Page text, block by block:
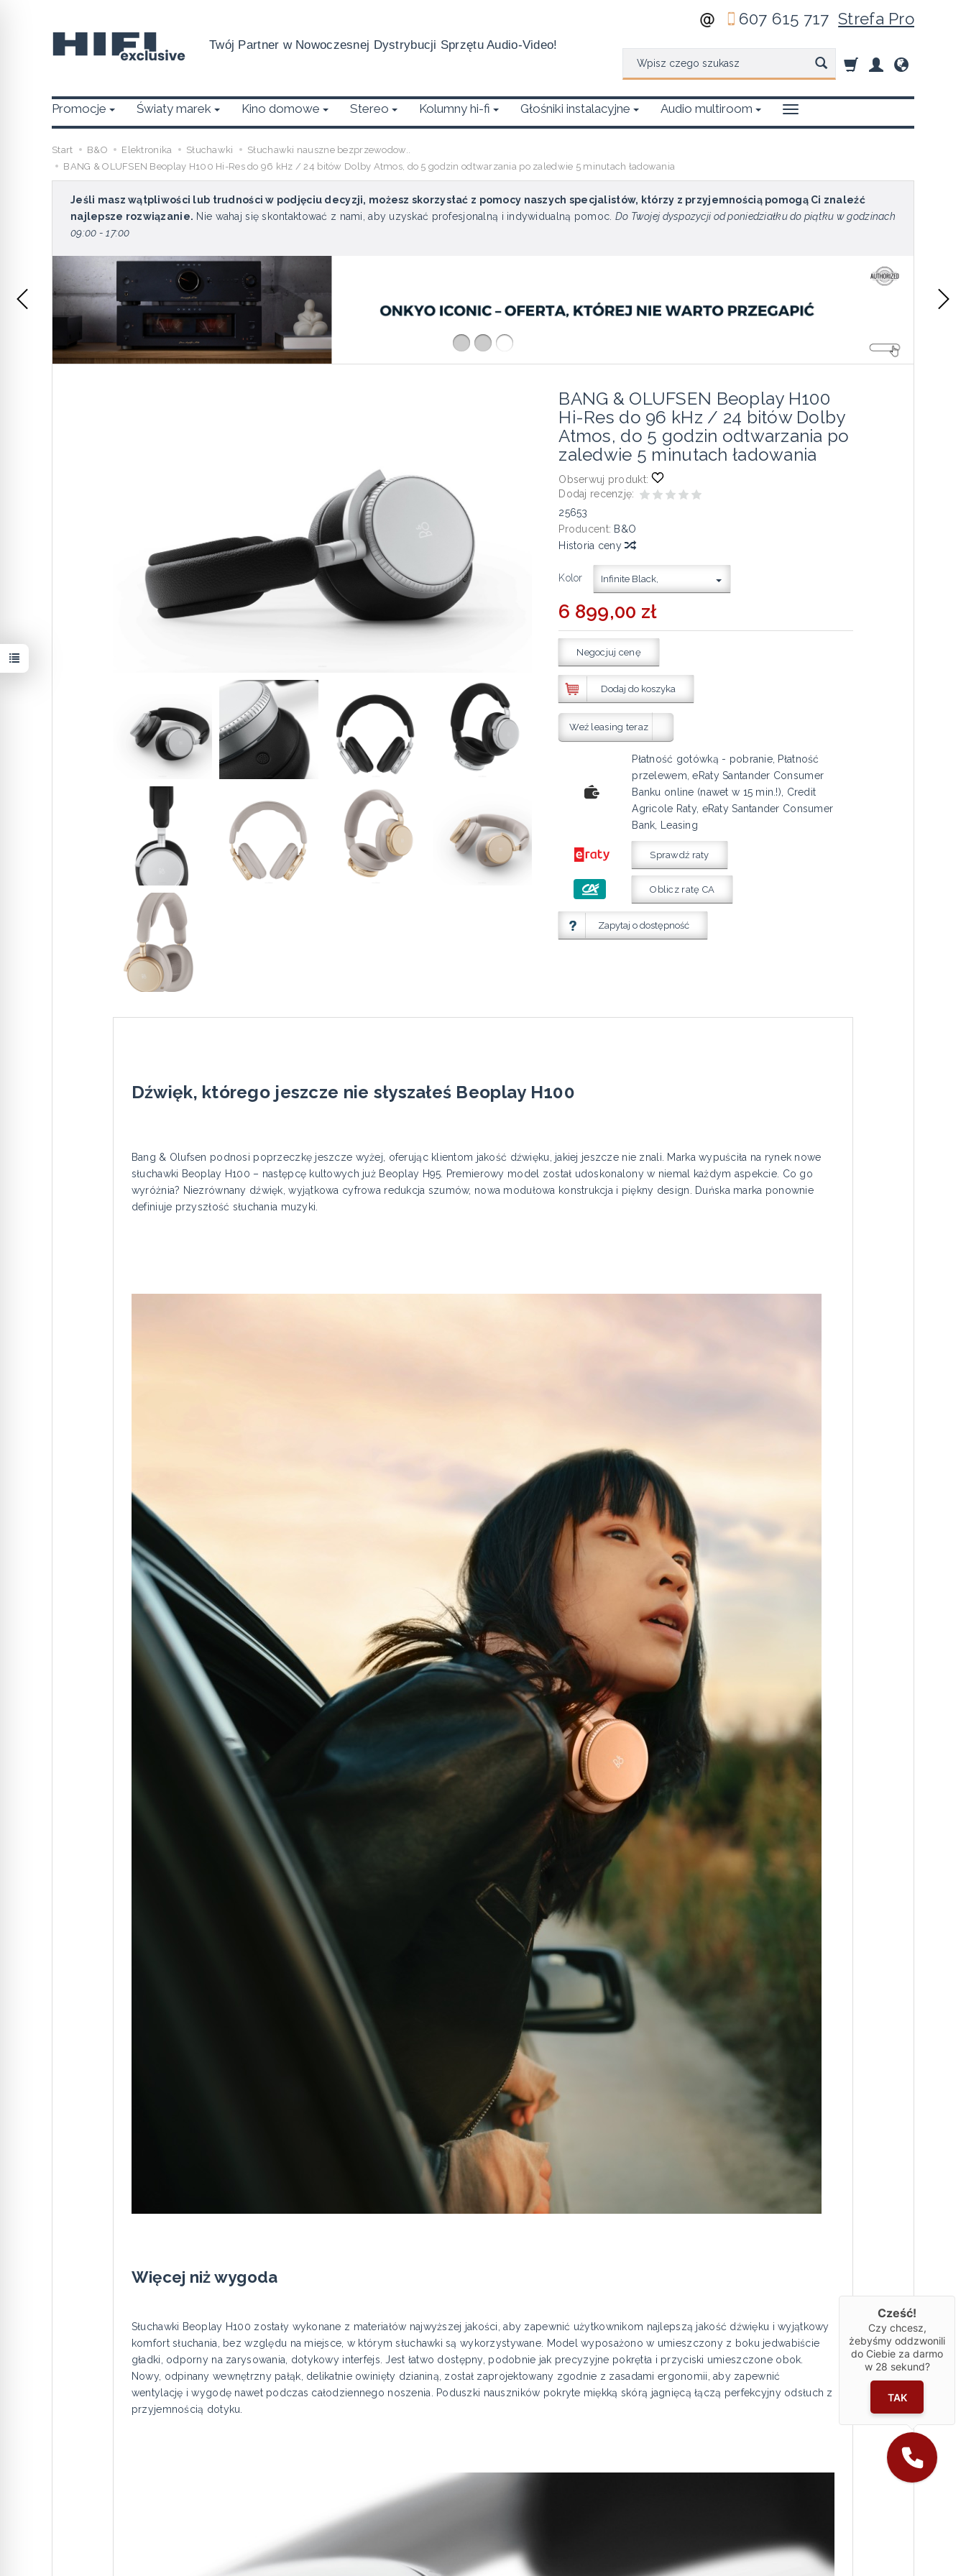
Twój Partner w Nowoczesnej Dystrybucji Sprzętu Audio-Video!
607 615 717Strefa Pro
Promocje Światy marek Kino domowe Stereo Kolumny hi-fi Głośniki instalacyjne Audio multiroom
Start B&O Elektronika Słuchawki
Słuchawki nauszne bezprzewodow..
BANG & OLUFSEN Beoplay H100 Hi-Res do 96 kHz / 24 bitów Dolby Atmos, do 5 godzin odtwarzania po zaledwie 5 minutach ładowania
Jeśli masz wątpliwości lub trudności w podjęciu decyzji, możesz skorzystać z pomocy naszych specjalistów, którzy z przyjemnością pomogą Ci znaleźć
najlepsze rozwiązanie. Nie wahaj się skontaktować z nami, aby uzyskać profesjonalną i indywidualną pomoc. Do Twojej dyspozycji od poniedziałku do piątku w godzinach
09:00 - 17:00
BANG & OLUFSEN Beoplay H100
Hi-Res do 96 kHz / 24 bitów Dolby
Atmos, do 5 godzin odtwarzania po
zaledwie 5 minutach ładowania
Obserwuj produkt:
Dodaj recenzję:
25653
Producent: B&O
Historia ceny
Kolor Infinite Black,
6 899,00 zł
Negocjuj cenę
Dodaj do koszyka
Weź leasing teraz
Płatność gotówką - pobranie, Płatność
przelewem, eRaty Santander Consumer
Banku online (nawet w 15 min.!), Credit
Agricole Raty, eRaty Santander Consumer
Bank, Leasing
Sprawdź raty
Oblicz ratę CA
Zapytaj o dostępność
Dźwięk, którego jeszcze nie słyszałeś Beoplay H100
Bang & Olufsen podnosi poprzeczkę jeszcze wyżej, oferując klientom jakość dźwięku, jakiej jeszcze nie znali. Marka wypuściła na rynek nowe
słuchawki Beoplay H100 – następcę kultowych już Beoplay H95. Premierowy model został udoskonalony w niemal każdym aspekcie. Co go
wyróżnia? Niezrównany dźwięk, wyjątkowa cyfrowa redukcja szumów, nowa modułowa konstrukcja i piękny design. Duńska marka ponownie
definiuje przyszłość słuchania muzyki.
Więcej niż wygoda
Słuchawki Beoplay H100 zostały wykonane z materiałów najwyższej jakości, aby zapewnić użytkownikom najlepszą jakość dźwięku i wyjątkowy
komfort słuchania, bez względu na miejsce, w którym słuchawki są wykorzystywane. Model wyposażono w umieszczony z boku jedwabiście
gładki, odporny na zarysowania, dotykowy interfejs. Jest łatwo dostępny, podobnie jak precyzyjne pokrętła i przyciski umieszczone obok.
Nowy, odpinany wewnętrzny pałąk, delikatnie owinięty dzianiną, został zaprojektowany zgodnie z zasadami ergonomii, aby zapewnić
wentylację i wygodę nawet podczas całodziennego noszenia. Poduszki nauszników pokryte miękką skórą jagnięcą łączą perfekcyjny odsłuch z
przyjemnością dotyku.
Cześć!
Czy chcesz,
żebyśmy oddzwonili
do Ciebie za darmo
w 28 sekund?
TAK